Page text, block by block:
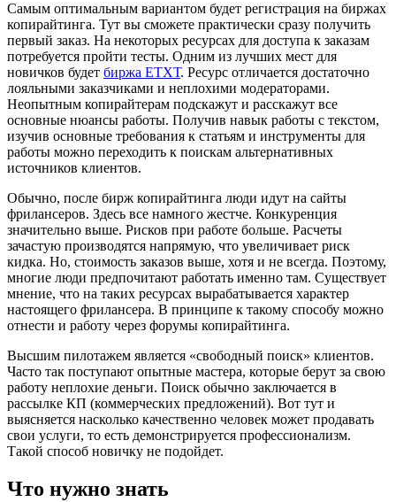
Самым оптимальным вариантом будет регистрация на биржах
копирайтинга. Тут вы сможете практически сразу получить
первый заказ. На некоторых ресурсах для доступа к заказам
потребуется пройти тесты. Одним из лучших мест для
новичков будет биржа ЕТХТ. Ресурс отличается достаточно
лояльными заказчиками и неплохими модераторами.
Неопытным копирайтерам подскажут и расскажут все
основные нюансы работы. Получив навык работы с текстом,
изучив основные требования к статьям и инструменты для
работы можно переходить к поискам альтернативных
источников клиентов.
Обычно, после бирж копирайтинга люди идут на сайты
фрилансеров. Здесь все намного жестче. Конкуренция
значительно выше. Рисков при работе больше. Расчеты
зачастую производятся напрямую, что увеличивает риск
кидка. Но, стоимость заказов выше, хотя и не всегда. Поэтому,
многие люди предпочитают работать именно там. Существует
мнение, что на таких ресурсах вырабатывается характер
настоящего фрилансера. В принципе к такому способу можно
отнести и работу через форумы копирайтинга.
Высшим пилотажем является «свободный поиск» клиентов.
Часто так поступают опытные мастера, которые берут за свою
работу неплохие деньги. Поиск обычно заключается в
рассылке КП (коммерческих предложений). Вот тут и
выясняется насколько качественно человек может продавать
свои услуги, то есть демонстрируется профессионализм.
Такой способ новичку не подойдет.
Что нужно знать